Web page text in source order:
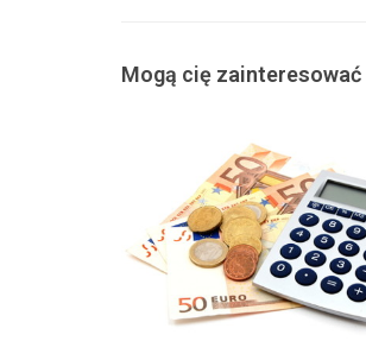
Mogą cię zainteresować